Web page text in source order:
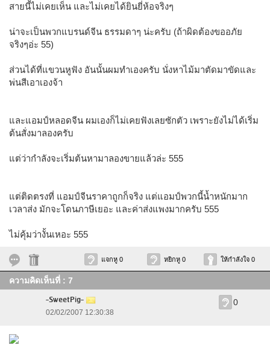
สายนี้ไม่เคยเห็น และไม่เคยได้ยินยี่ห้อจริงๆ
น่าจะเป็นพวกแบรนด์จีน ธรรมดาๆ น่ะครับ (ถ้าผิดต้องขออภัย
จริงๆอ่ะ 55)
ส่วนได้ที่แขวนหูฟัง อันนั้นผมทำเองครับ นั่งหาไม้มาตัดมาขัดและ
พ่นสีเอาเองจ้า
และแอมป์หลอดจีน ผมเองก็ไม่เคยฟังเลยซักตัว เพราะยังไม่ได้เริ่ม
ต้นสั่งมาลองครับ
แต่ว่ากำลังจะเริ่มต้นหามาลองขายแล้วล่ะ 555
แต่ติดตรงที่ แอมป์จีนราคาถูกก็จริง แต่แอมป์พวกนี้น้ำหนักมาก
เวลาส่ง มักจะโดนภาษีเยอะ และค่าส่งแพงมากครับ 555
ไม่คุ้มว่างั้นเหอะ 555
แจกหู 0 หยิกหู 0 ให้กำลังใจ 0
ความคิดเห็นที่ : 7
-SweetPig-
02/02/2007 12:30:38
0